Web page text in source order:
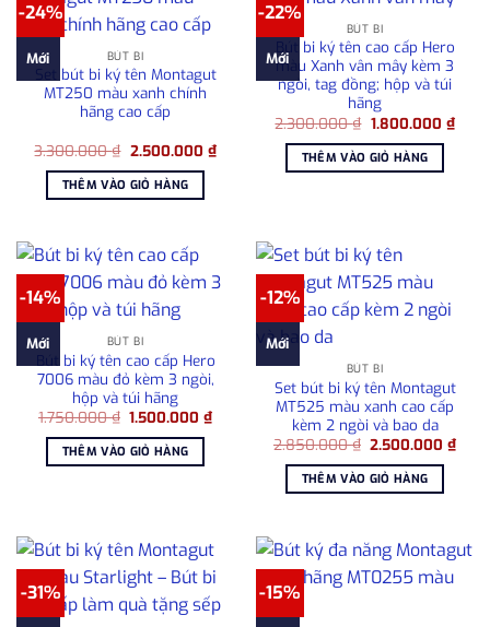
-24%
Mới BÚT BI
Set bút bi ký tên Montagut
MT250 màu xanh chính
hãng cao cấp
3.300.000₫ Giá
là:
3.300.000 ₫.
2.500.000 ₫Giá
hiện
THÊM VÀO GIỎ HÀNG
-22%
Mới
BÚT BI
Bút bi ký tên cao cấp Hero
màu Xanh vân mây kèm 3
ngòi, tag đồng; hộp và túi
hãng
2.300.000₫ Giá
là:
2.300.000 ₫.
1.800.000 ₫Giá
hiện
THÊM VÀO GIỎ HÀNG
-14%
Mới BÚT BI
Bút bi ký tên cao cấp Hero
7006 màu đỏ kèm 3 ngòi,
hộp và túi hãng
1.750.000₫ Giá
là:
1.750.000 ₫.
1.500.000₫Giá
hiện
1.500.000 ₫.
THÊM VÀO GIỎ HÀNG
-12%
Mới
BÚT BI
Set bút bi ký tên Montagut
MT525 màu xanh cao cấp
kèm 2 ngòi và bao da
2.850.000₫ Giá
là:
2.850.000 ₫.
2.500.000₫Giá
hiện
THÊM VÀO GIỎ HÀNG
-31% -15%